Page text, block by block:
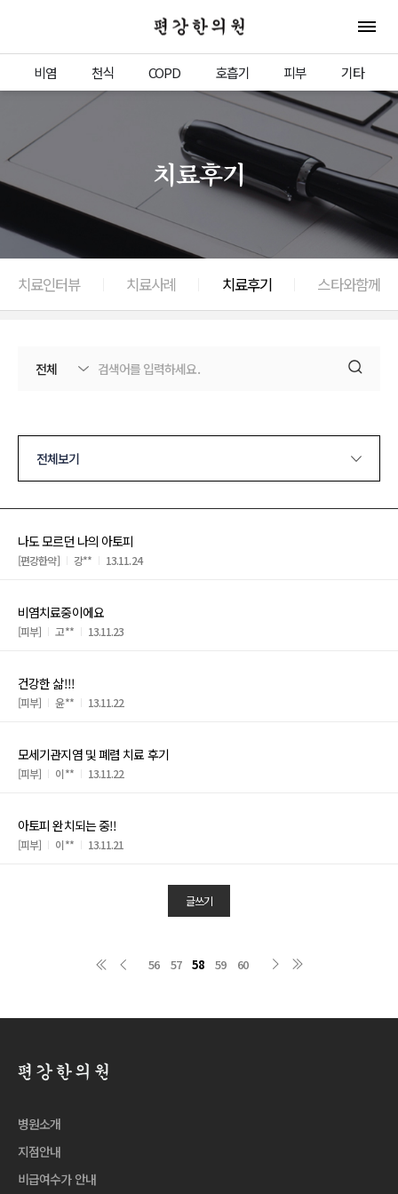
편강한의원 전체
비염 천식 COPD 호흡기 피부 기타
치료후기
치료인터뷰 치료사례 치료후기 스타와함께
전체보기
나도 모르던 나의 아토피
[편강한약] 강** 13.11.24
비염치료중이에요
[피부] 고** 13.11.23
건강한 삶!!!
[피부] 윤** 13.11.22
모세기관지염 및 폐렴 치료 후기
[피부] 이** 13.11.22
아토피 완치되는 중!!
[피부] 이** 13.11.21
글쓰기
56 57 58 59 60
병원소개
지점안내
비급여수가 안내